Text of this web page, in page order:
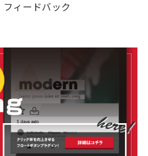
フィードバック